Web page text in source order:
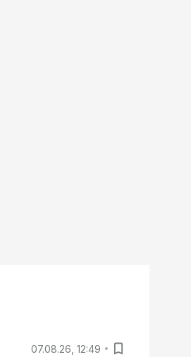
07.08.26, 12:49